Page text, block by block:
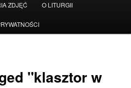
ZDJĘĆ O LITURGII
"klasztor w